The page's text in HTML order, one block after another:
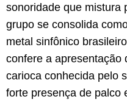
sonoridade que mistura
grupo se consolida
metal sinfônico
confere a apresentação
carioca conhecida pelo
forte presença de palco